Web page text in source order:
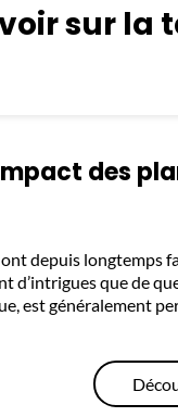
sur la
des
depuis longtemps
d’intrigues que de
est généralement